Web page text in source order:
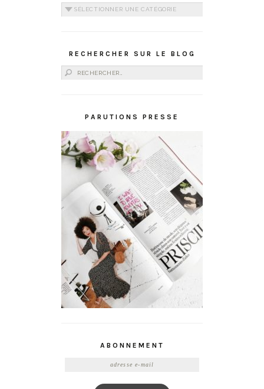
Catégories
RECHERCHER SUR LE BLOG
Rechercher :
PARUTIONS PRESSE
ABONNEMENT